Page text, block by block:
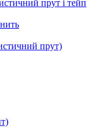
прут і тейп
прут)